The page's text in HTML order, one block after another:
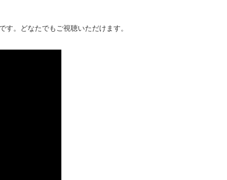
。どなたでもご視聴いただけます。